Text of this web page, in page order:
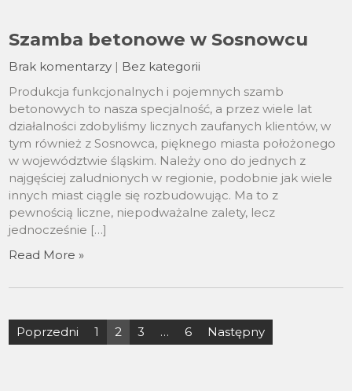
Szamba betonowe w Sosnowcu
Brak komentarzy | Bez kategorii
Produkcja funkcjonalnych i pojemnych szamb
betonowych to nasza specjalność, a przez wiele lat
działalności zdobyliśmy licznych zaufanych klientów, w
tym również z Sosnowca, pięknego miasta położonego
w województwie śląskim. Należy ono do jednych z
najgęściej zaludnionych w regionie, podobnie jak wiele
innych miast ciągle się rozbudowując. Ma to z
pewnością liczne, niepodważalne zalety, lecz
jednocześnie […]
Read More »
Stronicowanie
wpisów
Poprzedni 1 2 3 … 6 Następny